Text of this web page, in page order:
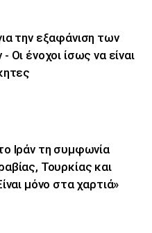
την εξαφάνιση των
Οι ένοχοι ίσως να είναι
Ιράν τη συμφωνία
Τουρκίας και
μόνο στα χαρτιά»